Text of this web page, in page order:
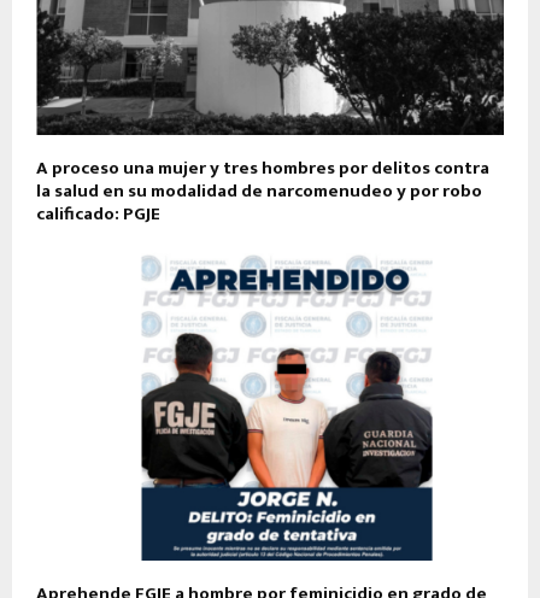
A proceso una mujer y tres hombres por delitos contra
la salud en su modalidad de narcomenudeo y por robo
calificado: PGJE